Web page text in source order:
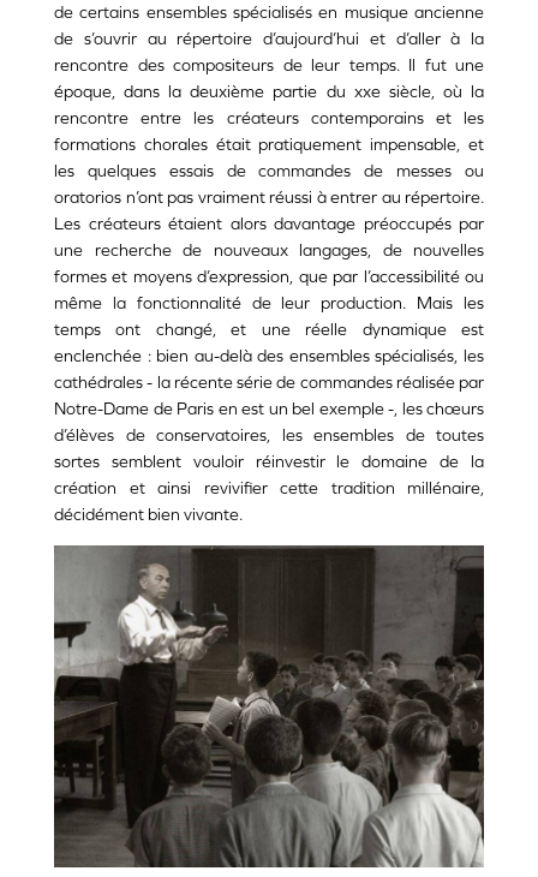
de certains ensembles spécialisés en musique ancienne
de s’ouvrir au répertoire d’aujourd’hui et d’aller à la
rencontre des compositeurs de leur temps. Il fut une
époque, dans la deuxième partie du xxe siècle, où la
rencontre entre les créateurs contemporains et les
formations chorales était pratiquement impensable, et
les quelques essais de commandes de messes ou
oratorios n’ont pas vraiment réussi à entrer au répertoire.
Les créateurs étaient alors davantage préoccupés par
une recherche de nouveaux langages, de nouvelles
formes et moyens d’expression, que par l’accessibilité ou
même la fonctionnalité de leur production. Mais les
temps ont changé, et une réelle dynamique est
enclenchée : bien au-delà des ensembles spécialisés, les
cathédrales - la récente série de commandes réalisée par
Notre-Dame de Paris en est un bel exemple -, les chœurs
d’élèves de conservatoires, les ensembles de toutes
sortes semblent vouloir réinvestir le domaine de la
création et ainsi revivifier cette tradition millénaire,
décidément bien vivante.